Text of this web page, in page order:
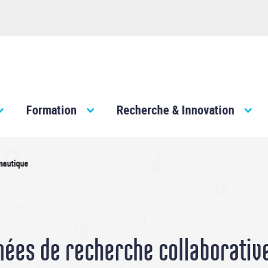
Formation Recherche & Innovation
de recherche